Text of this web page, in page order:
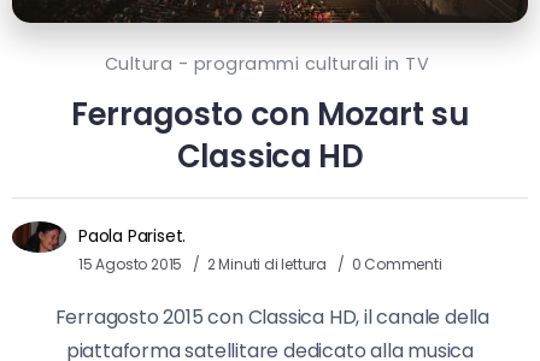
Cultura - programmi culturali in TV
Ferragosto con Mozart su
Classica HD
Paola Pariset.
15 Agosto 2015 2 Minuti di lettura 0 Commenti
Ferragosto 2015 con Classica HD, il canale della
piattaforma satellitare dedicato alla musica